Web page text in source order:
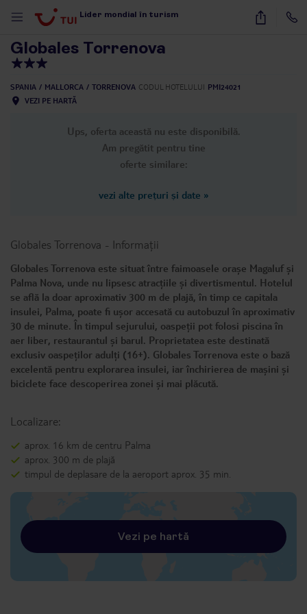
Lider mondial în turism 24
Globales Torrenova
SPANIA MALLORCA TORRENOVA CODUL HOTELULUI PMI24021
VEZI PE HARTĂ
Ups, oferta această nu este disponibilă.
Am pregătit pentru tine
oferte similare:
vezi alte prețuri și date »
Globales Torrenova - Informații
Globales Torrenova este situat între faimoasele orașe Magaluf și
Palma Nova, unde nu lipsesc atracțiile și divertismentul. Hotelul
se află la doar aproximativ 300 m de plajă, în timp ce capitala
insulei, Palma, poate fi ușor accesată cu autobuzul în aproximativ
30 de minute. În timpul sejurului, oaspeții pot folosi piscina în
aer liber, restaurantul și barul. Proprietatea este destinată
exclusiv oaspeților adulți (16+). Globales Torrenova este o bază
excelentă pentru explorarea insulei, iar închirierea de mașini și
biciclete face descoperirea zonei și mai plăcută.
Localizare:
aprox. 16 km de centru Palma
aprox. 300 m de plajă
timpul de deplasare de la aeroport aprox. 35 min.
Vezi pe hartă